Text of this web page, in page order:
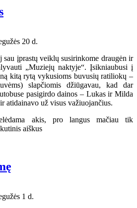
20 d.
sau įprastų veiklų susirinkome draugėn ir
„Muziejų naktyje“. Įsikniaubusi į
kitą rytą vykusioms buvusių ratiliokų –
slapčiomis džiūgavau, kad dar
pasigirdo dainos – Lukas ir Milda
atidainavo už visus važiuojančius.
akis, pro langus mačiau tik
aiškus
1 d.